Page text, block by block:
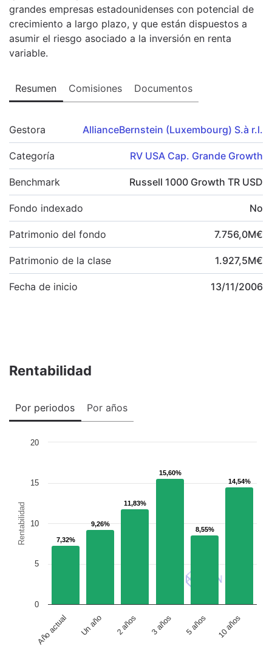
grandes empresas estadounidenses con potencial de
crecimiento a largo plazo, y que están dispuestos a
asumir el riesgo asociado a la inversión en renta
variable.
Resumen Comisiones Documentos
Gestora AllianceBernstein (Luxembourg) S.à r.l.
Categoría RV USA Cap. Grande Growth
Benchmark Russell 1000 Growth TR USD
Fondo indexado No
Patrimonio del fondo 7.756,0M€
Patrimonio de la clase 1.927,5M€
Fecha de inicio 13/11/2006
Rentabilidad
Por periodos Por años
Rentabilidad 7,32%
7,32%
9,26%
9,26%
11,83%
11,83%
15,60%
15,60%
8,55%
8,55%
14,54%
14,54%
Año actual Un año 2 años 3 años 5 años 10 años
0
5
10
15
20